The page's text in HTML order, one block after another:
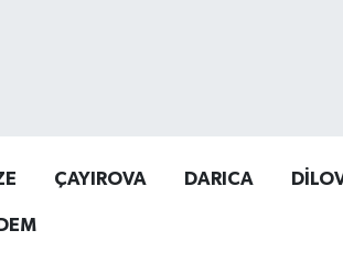
ÇAYIROVA DARICA